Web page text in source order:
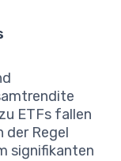
ETFs fallen
der Regel
signifikanten